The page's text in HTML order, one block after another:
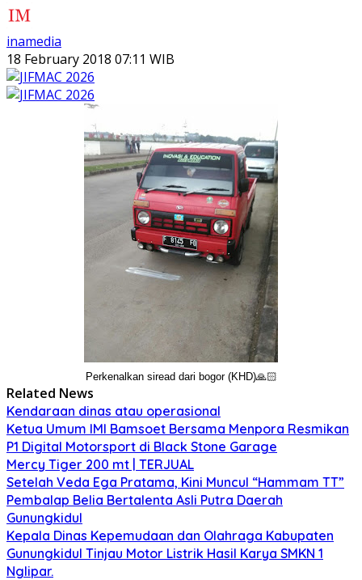
inamedia
18 February 2018 07:11 WIB
Perkenalkan siread dari bogor (KHD)🙏🏻
Related News
Kendaraan dinas atau operasional
Ketua Umum IMI Bamsoet Bersama Menpora Resmikan
P1 Digital Motorsport di Black Stone Garage
Mercy Tiger 200 mt | TERJUAL
Setelah Veda Ega Pratama, Kini Muncul “Hammam TT”
Pembalap Belia Bertalenta Asli Putra Daerah
Gunungkidul
Kepala Dinas Kepemudaan dan Olahraga Kabupaten
Gunungkidul Tinjau Motor Listrik Hasil Karya SMKN 1
Nglipar.